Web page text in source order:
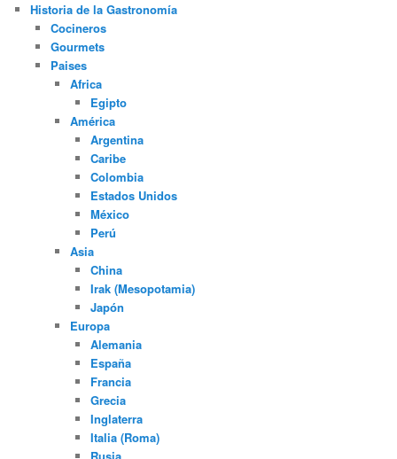
Historia de la Gastronomía
Cocineros
Gourmets
Paises
Africa
Egipto
América
Argentina
Caribe
Colombia
Estados Unidos
México
Perú
Asia
China
Irak (Mesopotamia)
Japón
Europa
Alemania
España
Francia
Grecia
Inglaterra
Italia (Roma)